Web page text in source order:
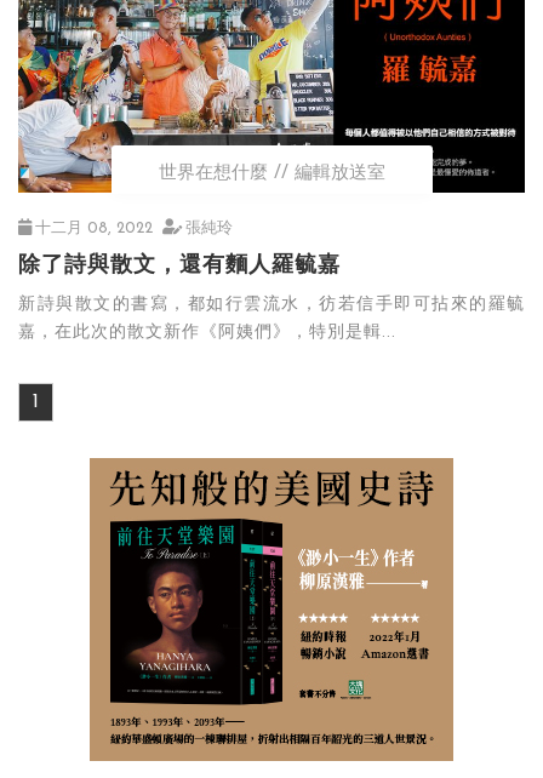
世界在想什麼 編輯放送室
十二月 08, 2022 張純玲
除了詩與散文，還有麵人羅毓嘉
新詩與散文的書寫，都如行雲流水，彷若信手即可拈來的羅毓
嘉，在此次的散文新作《阿姨們》，特別是輯...
1